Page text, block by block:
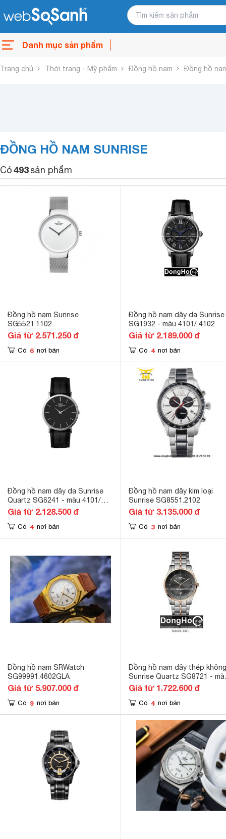
Danh mục sản phẩm
Trang chủ Thời trang - Mỹ phẩm Đồng hồ nam Đồng hồ
ĐỒNG HỒ NAM SUNRISE
Có493sản phẩm
Đồng hồ nam Sunrise
SG5521.1102
Giá từ 2.571.250 đ
Có 6 nơi bán
Đồng hồ nam dây da Sunrise
SG1932 - màu 4101/ 4102
Giá từ 2.189.000 đ
Có 4 nơi bán
Đồng hồ nam dây da Sunrise
Quartz SG6241 - màu 4101/
4102/ 4602
Giá từ 2.128.500 đ
Có 4 nơi bán
Đồng hồ nam dây kim loại
Sunrise SG8551.2102
Giá từ 3.135.000 đ
Có 3 nơi bán
Đồng hồ nam SRWatch
SG99991.4602GLA
Giá từ 5.907.000 đ
Có 9 nơi bán
Đồng hồ nam dây thép
Sunrise Quartz SG8721 -
1601/ 1101/ 1102/ 1301/
Giá từ 1.722.600 đ
Có 4 nơi bán